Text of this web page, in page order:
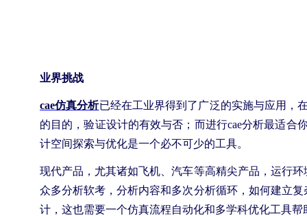
业界挑战
cae仿真分析已经在工业界得到了广泛的实施与应用，
的目的，验证设计的有效与否；而进行cae分析最适
计空间探索与优化是一个必不可少的工具。
现代产品，尤其诸如飞机、汽车等高精尖产品，运行
众多分析软考，分析内容和多次分析循环，如何建立
计，这也需要一个仿真流程自动化和多学科优化工具帮